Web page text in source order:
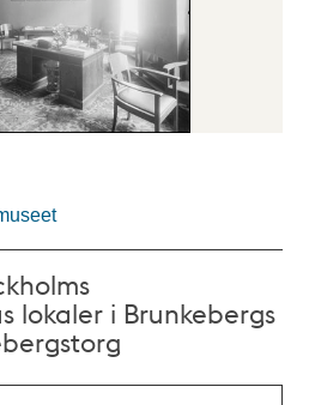
lokaler i Brunkebergs